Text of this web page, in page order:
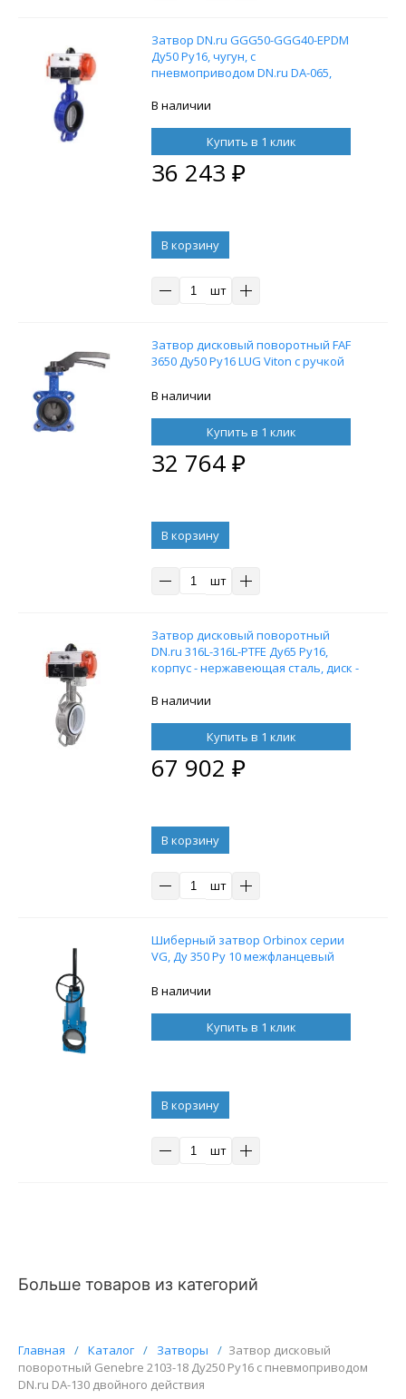
Затвор DN.ru GGG50-GGG40-EPDM
Ду50 Ру16, чугун, с
пневмоприводом DN.ru DA-065,
220В и воздушным фильтром
В наличии
Купить в 1 клик
36 243 ₽
В корзину
шт
Затвор дисковый поворотный FAF
3650 Ду50 Ру16 LUG Viton с ручкой
В наличии
Купить в 1 клик
32 764₽
В корзину
шт
Затвор дисковый поворотный
DN.ru 316L-316L-PTFE Ду65 Ру16,
корпус - нержавеющая сталь, диск -
PTFE, с пневмоприводом DN.ru DA-
4M310-08 220V
В наличии
Купить в 1 клик
67 902 ₽
В корзину
шт
Шиберный затвор Orbinox серии
VG, Ду 350 Ру 10 межфланцевый
В наличии
Купить в 1 клик
В корзину
шт
Больше товаров из категорий
Главная / Каталог / Затворы / Затвор дисковый
поворотный Genebre 2103-18 Ду250 Ру16 с пневмоприводом
DN.ru DA-130 двойного действия